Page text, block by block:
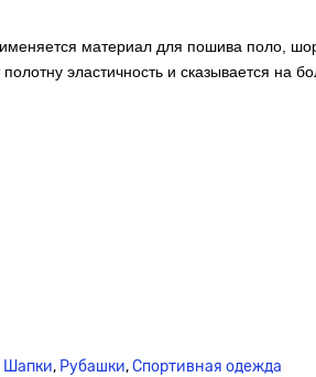
материал для пошива поло,
эластичность и сказывается на
Шапки, Рубашки,Спортивная одежда